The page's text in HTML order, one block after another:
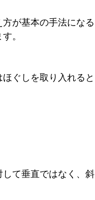
が基本の手法になる
。
ぐしを取り入れると
て垂直ではなく、斜